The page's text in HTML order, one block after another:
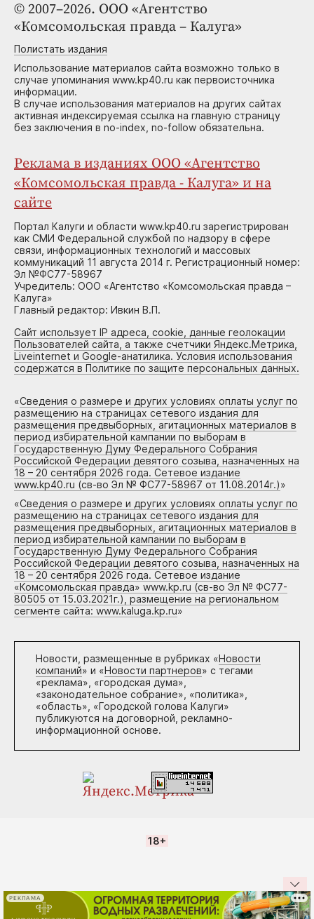
© 2007–2026. ООО «Агентство
«Комсомольская правда – Калуга»
Полистать издания
Использование материалов сайта возможно только в
случае упоминания www.kp40.ru как первоисточника
информации.
В случае использования материалов на других сайтах
активная индексируемая ссылка на главную страницу
без заключения в no-index, no-follow обязательна.
Реклама в изданиях ООО «Агентство
«Комсомольская правда - Калуга» и на
сайте
Портал Калуги и области www.kp40.ru зарегистрирован
как СМИ Федеральной службой по надзору в сфере
связи, информационных технологий и массовых
коммуникаций 11 августа 2014 г. Регистрационный номер:
Эл №ФС77-58967
Учредитель: ООО «Агентство «Комсомольская правда –
Калуга»
Главный редактор: Ивкин В.П.
Сайт использует IP адреса, cookie, данные геолокации
Пользователей сайта, а также счетчики Яндекс.Метрика,
Liveinternet и Google-анатилика. Условия использования
содержатся в Политике по защите персональных данных.
«Сведения о размере и других условиях оплаты услуг по
размещению на страницах сетевого издания для
размещения предвыборных, агитационных материалов в
период избирательной кампании по выборам в
Государственную Думу Федерального Собрания
Российской Федерации девятого созыва, назначенных на
18 – 20 сентября 2026 года. Сетевое издание
www.kp40.ru (св-во Эл № ФС77-58967 от 11.08.2014г.)»
«Сведения о размере и других условиях оплаты услуг по
размещению на страницах сетевого издания для
размещения предвыборных, агитационных материалов в
период избирательной кампании по выборам в
Государственную Думу Федерального Собрания
Российской Федерации девятого созыва, назначенных на
18 – 20 сентября 2026 года. Сетевое издание
«Комсомольская правда» www.kp.ru (св-во Эл № ФС77-
80505 от 15.03.2021г.), размещение на региональном
сегменте сайта: www.kaluga.kp.ru»
Новости, размещенные в рубриках «Новости
компаний» и «Новости партнеров» с тегами
«реклама», «городская дума»,
«законодательное собрание», «политика»,
«область», «Городской голова Калуги»
публикуются на договорной, рекламно-
информационной основе.
18+
РЕКЛАМА